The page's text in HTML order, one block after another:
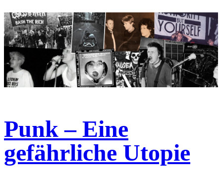
Punk – Eine
gefährliche Utopie